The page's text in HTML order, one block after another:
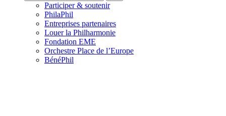
Participer & soutenir
PhilaPhil
Entreprises partenaires
Louer la Philharmonie
Fondation EME
Orchestre Place de l’Europe
BénéPhil